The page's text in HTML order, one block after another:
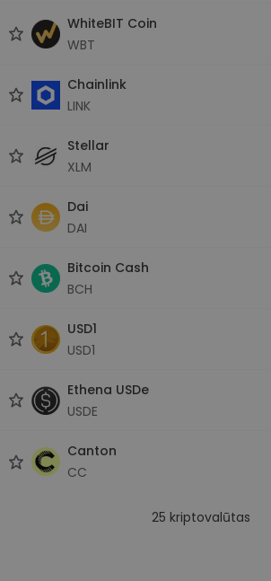
WhiteBIT Coin
WBT
Chainlink
LINK
Stellar
XLM
Dai
DAI
Bitcoin Cash
BCH
USD1
USD1
Ethena USDe
USDE
Canton
CC
25 kriptovalūtas